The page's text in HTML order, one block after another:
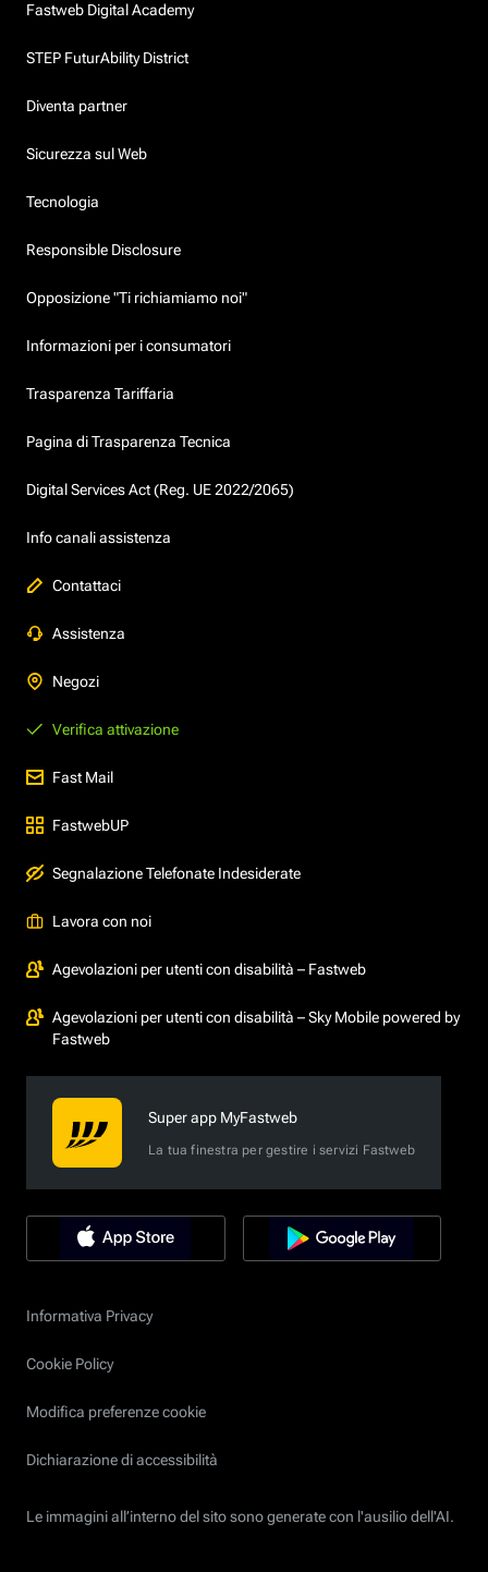
Fastweb Digital Academy
STEP FuturAbility District
Diventa partner
Sicurezza sul Web
Tecnologia
Responsible Disclosure
Opposizione "Ti richiamiamo noi"
Informazioni per i consumatori
Trasparenza Tariffaria
Pagina di Trasparenza Tecnica
Digital Services Act (Reg. UE 2022/2065)
Info canali assistenza
Contattaci
Assistenza
Negozi
Verifica attivazione
Fast Mail
FastwebUP
Segnalazione Telefonate Indesiderate
Lavora con noi
Agevolazioni per utenti con disabilità – Fastweb
Agevolazioni per utenti con disabilità – Sky Mobile powered by
Fastweb
Super app MyFastweb
La tua finestra per gestire i servizi Fastweb
Informativa Privacy
Cookie Policy
Modifica preferenze cookie
Dichiarazione di accessibilità
Le immagini all’interno del sito sono generate con l'ausilio dell'AI.